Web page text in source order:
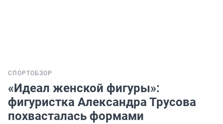
СПОРТОБЗОР
«Идеал женской фигуры»:
фигуристка Александра Трусова
похвасталась формами